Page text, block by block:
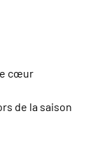
cœur
de la saison